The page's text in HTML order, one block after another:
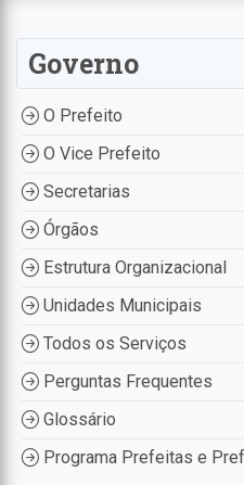
Governo
O Prefeito
O Vice Prefeito
Secretarias
Órgãos
Estrutura Organizacional
Unidades Municipais
Todos os Serviços
Perguntas Frequentes
Glossário
Programa Prefeitas e